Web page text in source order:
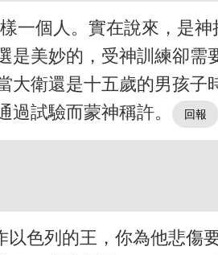
一個人。實在說來，是神
是美妙的，受神訓練卻需
衛還是十五歲的男孩子
試驗而蒙神稱許。
色列的王，你為他悲傷